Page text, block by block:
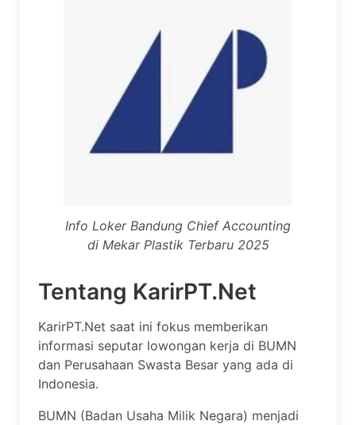
Info Loker Bandung Chief Accounting
di Mekar Plastik Terbaru 2025
Tentang KarirPT.Net
KarirPT.Net saat ini fokus memberikan
informasi seputar lowongan kerja di BUMN
dan Perusahaan Swasta Besar yang ada di
Indonesia.
BUMN (Badan Usaha Milik Negara) menjadi